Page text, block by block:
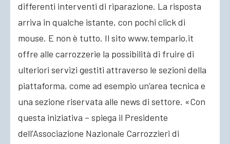
differenti interventi di riparazione. La risposta
arriva in qualche istante, con pochi click di
mouse. E non è tutto. Il sito www.tempario.it
offre alle carrozzerie la possibilità di fruire di
ulteriori servizi gestiti attraverso le sezioni della
piattaforma, come ad esempio un’area tecnica e
una sezione riservata alle news di settore. «Con
questa iniziativa – spiega il Presidente
dell’Associazione Nazionale Carrozzieri di